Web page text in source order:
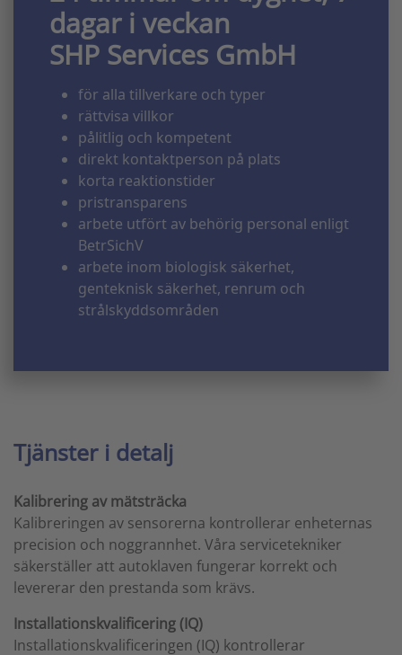
dagar i veckan
SHP Services GmbH
för alla tillverkare och typer
rättvisa villkor
pålitlig och kompetent
direkt kontaktperson på plats
korta reaktionstider
pristransparens
arbete utfört av behörig personal enligt
BetrSichV
arbete inom biologisk säkerhet,
genteknisk säkerhet, renrum och
strålskyddsområden
Tjänster i detalj
Kalibrering av mätsträcka
Kalibreringen av sensorerna kontrollerar enheternas
precision och noggrannhet. Våra servicetekniker
säkerställer att autoklaven fungerar korrekt och
levererar den prestanda som krävs.
Installationskvalificering (IQ)
Installationskvalificeringen (IQ) kontrollerar